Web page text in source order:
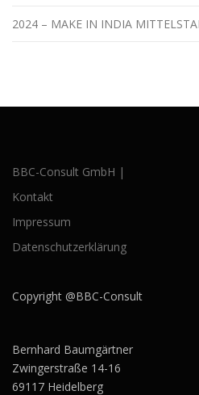
2024 – MAKE IN INDIA
BBC-Consult GmbH |
Kontakt
Impressum
Datenschutzerklärung
Copyright @BBC-Consult
Bernhard Baumgärtner
Zwingerstraße 14-16
69117 Heidelberg